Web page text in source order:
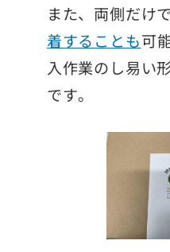
また、両側だけ
着することも可
入作業のし易い
です。